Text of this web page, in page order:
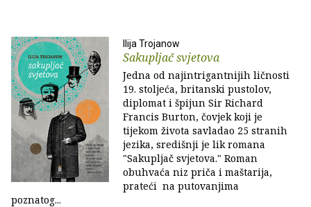
Ilija Trojanow
Sakupljač svjetova
Jedna od najintrigantnijih ličnosti
19. stoljeća, britanski pustolov,
diplomat i špijun Sir Richard
Francis Burton, čovjek koji je
tijekom života savladao 25 stranih
jezika, središnji je lik romana
"Sakupljač svjetova." Roman
obuhvaća niz priča i maštarija,
prateći na putovanjima
poznatog...